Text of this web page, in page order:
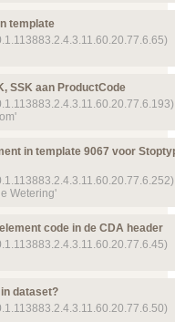
ontbreekt mp-template- 9057
het elementen ‘templateId’ in
toegekend
9050
template
template
toegekend
ontbreekt mp-template- 9061
SSK aan ProductCode
SSK aan ProductCode
alle issuedetails
in template 9067 voor
Wetering'
in template 9067 voor
toegekend
code in de CDA header
element code in de CDA header
dataset?